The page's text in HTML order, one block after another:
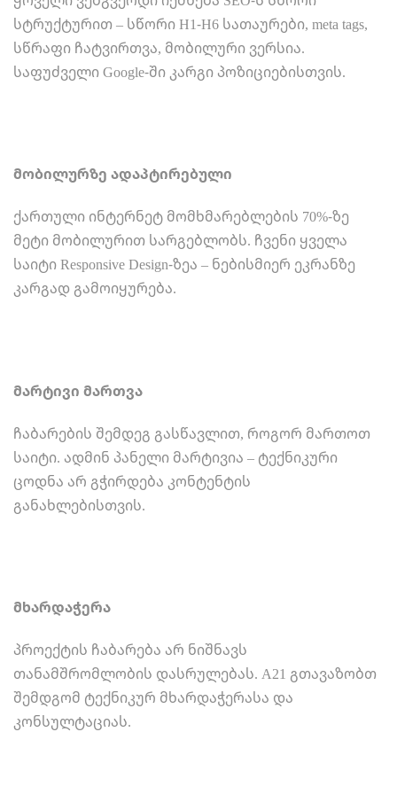
სტრუქტურით – სწორი H1-H6 სათაურები, meta tags,
სწრაფი ჩატვირთვა, მობილური ვერსია.
საფუძველი Google-ში კარგი პოზიციებისთვის.
მობილურზე ადაპტირებული
ქართული ინტერნეტ მომხმარებლების 70%-ზე
მეტი მობილურით სარგებლობს. ჩვენი ყველა
საიტი Responsive Design-ზეა – ნებისმიერ ეკრანზე
კარგად გამოიყურება.
მარტივი მართვა
ჩაბარების შემდეგ გასწავლით, როგორ მართოთ
საიტი. ადმინ პანელი მარტივია – ტექნიკური
ცოდნა არ გჭირდება კონტენტის
განახლებისთვის.
მხარდაჭერა
პროექტის ჩაბარება არ ნიშნავს
თანამშრომლობის დასრულებას. A21 გთავაზობთ
შემდგომ ტექნიკურ მხარდაჭერასა და
კონსულტაციას.